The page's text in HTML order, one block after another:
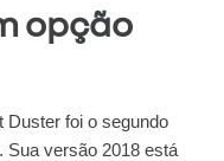
opção
Duster foi o segundo
Sua versão 2018 está